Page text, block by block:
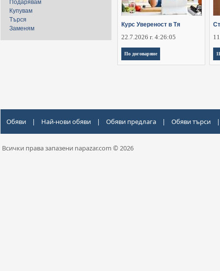
Подарявам
Купувам
Търся
Заменям
Курс Увереност в Тя
22.7.2026 г. 4:26:05
По договаряне
Обяви | Най-нови обяви | Обяви предлага | Обяви търси |
Всички права запазени napazar.com © 2026